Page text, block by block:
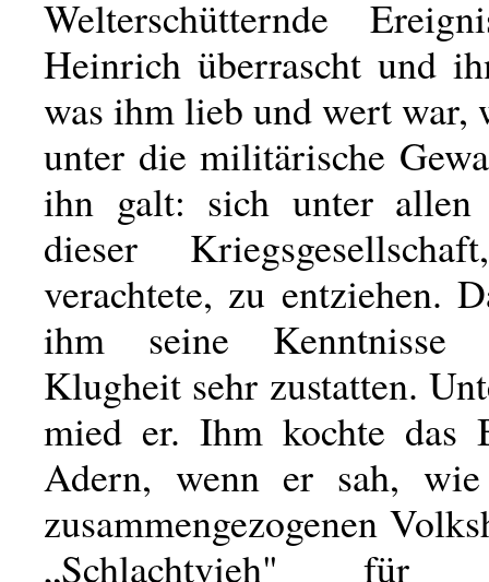
Welterschütternde
Heinrich überrascht und
was ihm lieb und wert war,
unter die militärische
ihn galt: sich unter allen
dieser
verachtete, zu entziehen.
ihm seine Kenntnisse
Klugheit sehr zustatten.
mied er. Ihm kochte das
Adern, wenn er sah,
zusammengezogenen
„Schlachtvieh" für